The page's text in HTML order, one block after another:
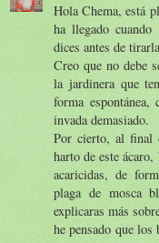
Hola Chema, está
ha llegado
dices antes de
Creo que no debe
la jardinera que
forma
invada demasiado.
Por cierto, al final
harto de este
acaricidas, de
plaga de mosca
explicaras más
he pensado que